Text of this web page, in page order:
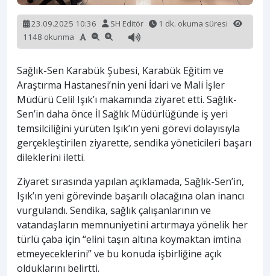
23.09.2025 10:36 SH Editör
1 dk. okuma süresi
1148 okunma
Sağlık-Sen Karabük Şubesi, Karabük Eğitim ve
Araştırma Hastanesi’nin yeni İdari ve Mali İşler
Müdürü Celil Işık’ı makamında ziyaret etti. Sağlık-
Sen’in daha önce İl Sağlık Müdürlüğünde iş yeri
temsilciliğini yürüten Işık’ın yeni görevi dolayısıyla
gerçekleştirilen ziyarette, sendika yöneticileri başarı
dileklerini iletti.
Ziyaret sırasında yapılan açıklamada, Sağlık-Sen’in,
Işık’ın yeni görevinde başarılı olacağına olan inancı
vurgulandı. Sendika, sağlık çalışanlarının ve
vatandaşların memnuniyetini artırmaya yönelik her
türlü çaba için “elini taşın altına koymaktan imtina
etmeyeceklerini” ve bu konuda işbirliğine açık
olduklarını belirtti.